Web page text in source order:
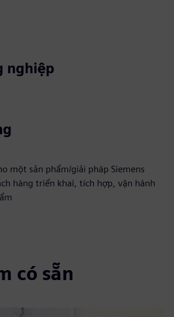
nghiệp
một sản phẩm/giải pháp Siemens
hàng triển khai, tích hợp, vận hành
có sẵn